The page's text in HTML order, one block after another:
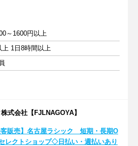
～1600円以上
上 1日8時間以上
式会社【FJLNAGOYA】
客販売】名古屋ラシック 短期・長期O
レクトショップ◇日払い・週払いあり